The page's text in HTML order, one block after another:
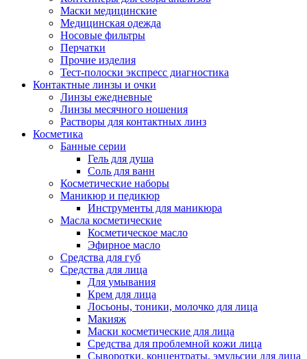
Маски медицинские
Медицинская одежда
Носовые фильтры
Перчатки
Прочие изделия
Тест-полоски экспресс диагностика
Контактные линзы и очки
Линзы ежедневные
Линзы месячного ношения
Растворы для контактных линз
Косметика
Банные серии
Гель для душа
Соль для ванн
Косметические наборы
Маникюр и педикюр
Инструменты для маникюра
Масла косметические
Косметическое масло
Эфирное масло
Средства для губ
Средства для лица
Для умывания
Крем для лица
Лосьоны, тоники, молочко для лица
Макияж
Маски косметические для лица
Средства для проблемной кожи лица
Сыворотки, концентраты, эмульсии для лица